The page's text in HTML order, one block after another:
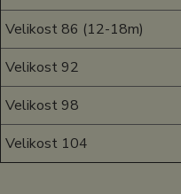
Velikost 86 (12-18m)
Velikost 92
Velikost 98
Velikost 104